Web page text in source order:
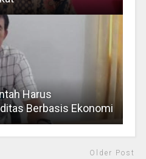
Harus
Berbasis Ekonomi
Older Post